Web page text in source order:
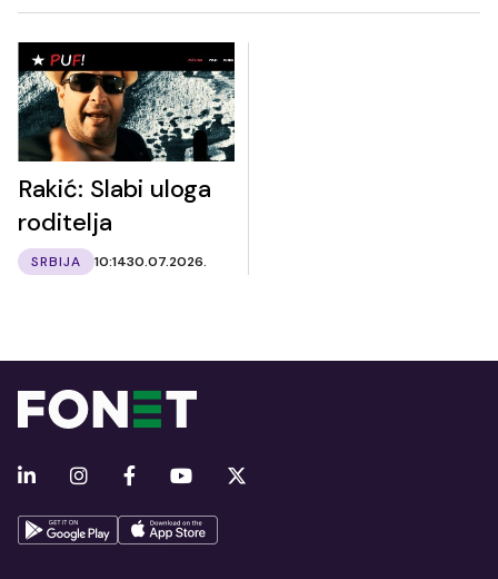
Rakić: Slabi uloga
roditelja
SRBIJA 10:1430.07.2026.